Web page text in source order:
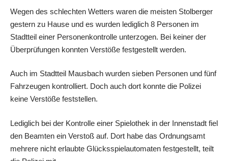
Wegen des schlechten Wetters waren die meisten Stolberger
gestern zu Hause und es wurden lediglich 8 Personen im
Stadtteil einer Personenkontrolle unterzogen. Bei keiner der
Überprüfungen konnten Verstöße festgestellt werden.
Auch im Stadtteil Mausbach wurden sieben Personen und fünf
Fahrzeugen kontrolliert. Doch auch dort konnte die Polizei
keine Verstöße feststellen.
Lediglich bei der Kontrolle einer Spielothek in der Innenstadt fiel
den Beamten ein Verstoß auf. Dort habe das Ordnungsamt
mehrere nicht erlaubte Glücksspielautomaten festgestellt, teilt